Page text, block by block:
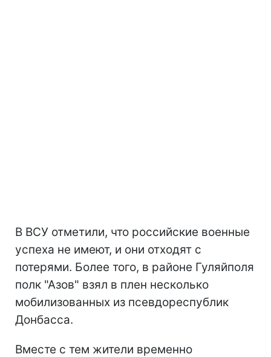
В ВСУ отметили, что российские военные
успеха не имеют, и они отходят с
потерями. Более того, в районе Гуляйполя
полк "Азов" взял в плен несколько
мобилизованных из псевдореспублик
Донбасса.
Вместе с тем жители временно